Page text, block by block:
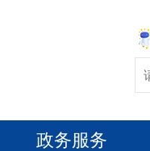
政务服务